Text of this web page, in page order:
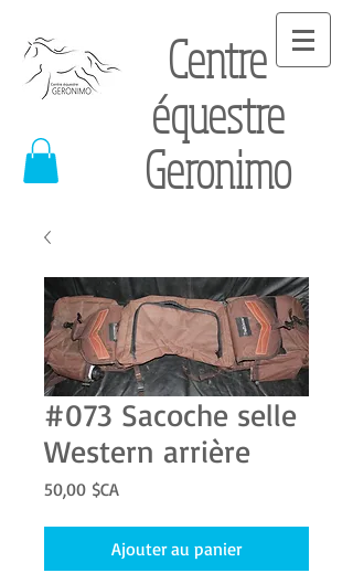
Centre
équestre
Geronimo
#073 Sacoche selle
Western arrière​
50,00 $CA
Ajouter au panier